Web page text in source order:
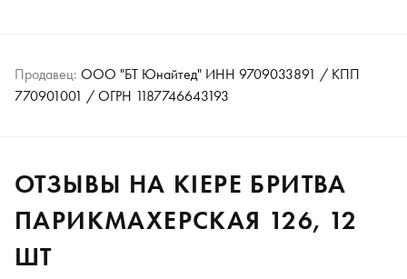
Продавец: ООО "БТ Юнайтед" ИНН 9709033891 / КПП
770901001 / ОГРН 1187746643193
ОТЗЫВЫ НА KIEPE БРИТВА
ПАРИКМАХЕРСКАЯ 126, 12
ШТ